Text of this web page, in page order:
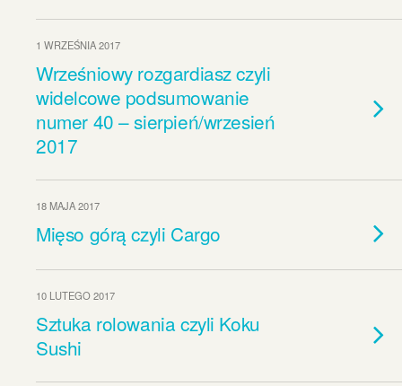
1 WRZEŚNIA 2017
Wrześniowy rozgardiasz czyli
widelcowe podsumowanie
numer 40 – sierpień/wrzesień
2017
18 MAJA 2017
Mięso górą czyli Cargo
10 LUTEGO 2017
Sztuka rolowania czyli Koku
Sushi